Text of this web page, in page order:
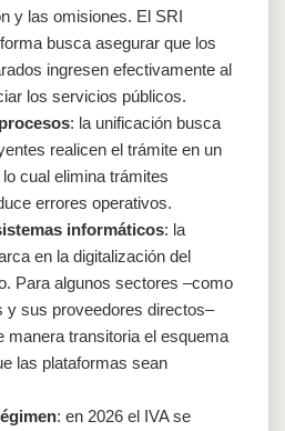
y las omisiones. El SRI
busca asegurar que los
ingresen efectivamente al
los servicios públicos.
: la unificación busca
realicen el trámite en un
cual elimina trámites
errores operativos.
informáticos: la
en la digitalización del
Para algunos sectores –como
y sus proveedores directos–
manera transitoria el esquema
las plataformas sean
: en 2026 el IVA se